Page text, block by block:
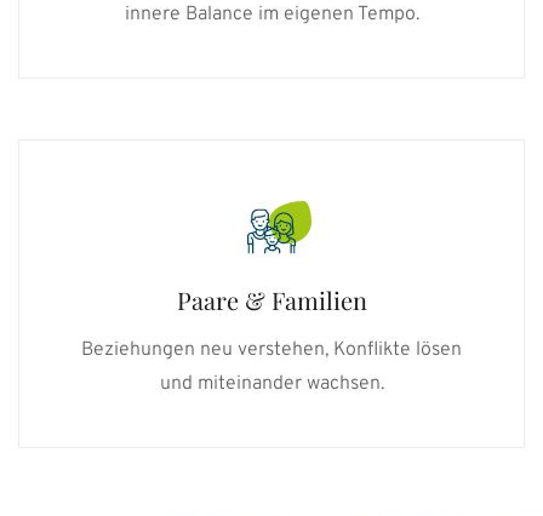
innere Balance im eigenen Tempo.
Paare & Familien
Beziehungen neu verstehen, Konflikte lösen
und miteinander wachsen.